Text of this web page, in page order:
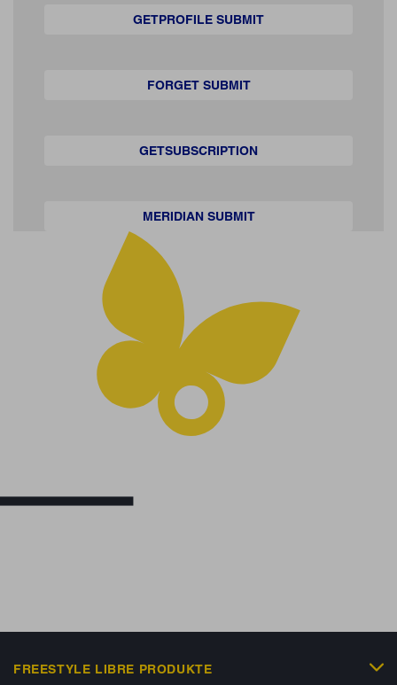
GETPROFILE SUBMIT
FORGET SUBMIT
GETSUBSCRIPTION
MERIDIAN SUBMIT
FREESTYLE LIBRE PRODUKTE